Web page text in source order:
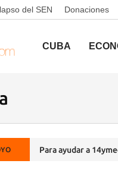
del SEN Donaciones
CUBA
Para ayudar a